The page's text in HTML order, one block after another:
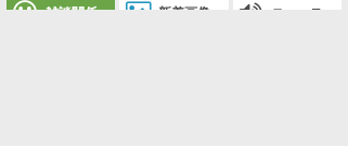
雑談関係 新着画像 ニュース